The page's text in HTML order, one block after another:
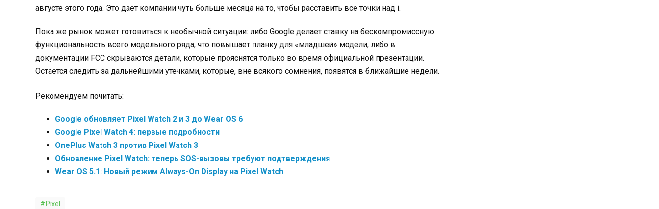
августе этого года. Это дает компании чуть больше месяца на то, чтобы расставить все точки над i.
Пока же рынок может готовиться к необычной ситуации: либо Google делает ставку на бескомпромиссную
функциональность всего модельного ряда, что повышает планку для «младшей» модели, либо в
документации FCC скрываются детали, которые прояснятся только во время официальной презентации.
Остается следить за дальнейшими утечками, которые, вне всякого сомнения, появятся в ближайшие недели.
Рекомендуем почитать:
Google обновляет Pixel Watch 2 и 3 до Wear OS 6
Google Pixel Watch 4: первые подробности
OnePlus Watch 3 против Pixel Watch 3
Обновление Pixel Watch: теперь SOS-вызовы требуют подтверждения
Wear OS 5.1: Новый режим Always-On Display на Pixel Watch
Pixel